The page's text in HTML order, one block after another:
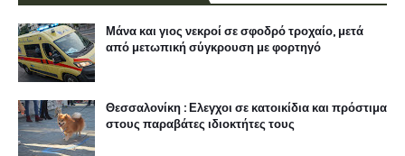
Μάνα και γιος νεκροί σε σφοδρό τροχαίο, μετά
από μετωπική σύγκρουση με φορτηγό
Θεσσαλονίκη : Ελεγχοι σε κατοικίδια και πρόστιμα
στους παραβάτες ιδιοκτήτες τους